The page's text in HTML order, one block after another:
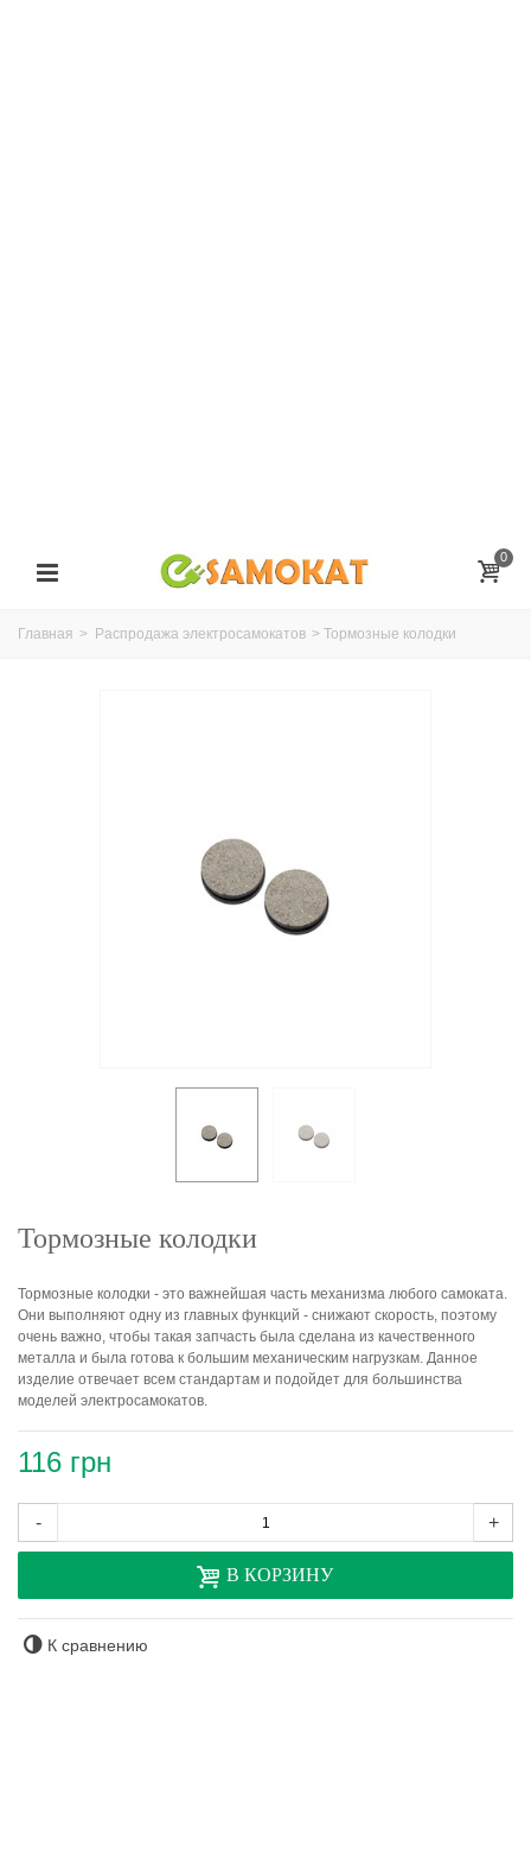
0
Главная > Распродажа электросамокатов > Тормозные колодки
Тормозные колодки
Тормозные колодки - это важнейшая часть механизма любого самоката.
Они выполняют одну из главных функций - снижают скорость, поэтому
очень важно, чтобы такая запчасть была сделана из качественного
металла и была готова к большим механическим нагрузкам. Данное
изделие отвечает всем стандартам и подойдет для большинства
моделей электросамокатов.
116 грн
- +
В КОРЗИНУ
К сравнению